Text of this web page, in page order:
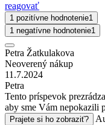
reagovať
1 pozitívne hodnotenie1
1 negatívne hodnotenie1
Petra Žatkulakova
Neoverený nákup
11.7.2024
Petra
Tento príspevok
aby sme Vám nepokazili
Prajete si ho zobraziť?